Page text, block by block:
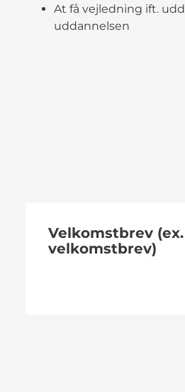
At få vejledning ift.
uddannelsen
Velkomstbrev
velkomstbrev)